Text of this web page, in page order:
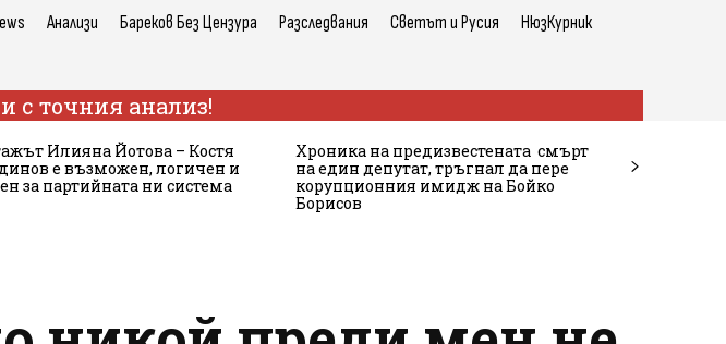
Анализи Бареков Без Цензура Разследвания Светът и Русия НюзКурник
с точния анализ!
Илияна Йотова – Костя
е възможен, логичен и
за партийната ни система
Хроника на предизвестената смърт
на един депутат, тръгнал да пере
корупционния имидж на Бойко
Борисов